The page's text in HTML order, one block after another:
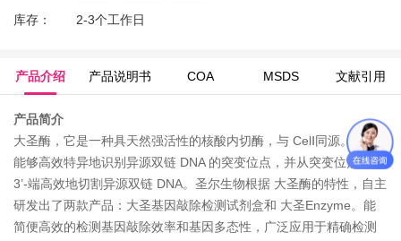
库存： 2-3个工作日
产品介绍 产品说明书 COA MSDS 文献引用
产品简介
大圣酶，它是一种具天然强活性的核酸内切酶，与 CelⅠ同源。该酶
能够高效特异地识别异源双链 DNA 的突变位点，并从突变位点的
3’-端高效地切割异源双链 DNA。圣尔生物根据 大圣酶的特性，自主
研发出了两款产品：大圣基因敲除检测试剂盒和 大圣Enzyme。能
简便高效的检测基因敲除效率和基因多态性，广泛应用于精确检测